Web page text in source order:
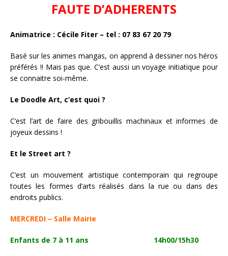
FAUTE D’ADHERENTS
Animatrice : Cécile Fiter – tel : 07 83 67 20 79
Basé sur les animes mangas, on apprend à dessiner nos héros
préférés !! Mais pas que. C’est aussi un voyage initiatique pour
se connaitre soi-même.
Le Doodle Art, c’est quoi ?
C’est l’art de faire des gribouillis machinaux et informes de
joyeux dessins !
Et le Street art ?
C’est un mouvement artistique contemporain qui regroupe
toutes les formes d’arts réalisés dans la rue ou dans des
endroits publics.
MERCREDI – Salle Mairie
Enfants de 7 à 11 ans 14h00/15h30